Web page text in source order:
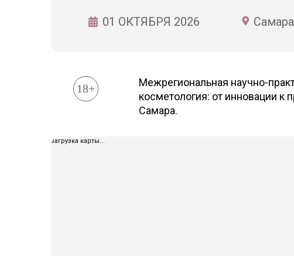
01 ОКТЯБРЯ 2026 Самара
18+
Межрегиональная научно-
косметология: от инновации к
Самара.
загрузка карты...